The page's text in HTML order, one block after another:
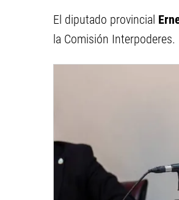
El diputado provincial
la Comisión Interpoderes.